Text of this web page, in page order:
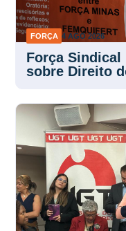
FORÇA 4 AGO 2026
Força
sobre Direito